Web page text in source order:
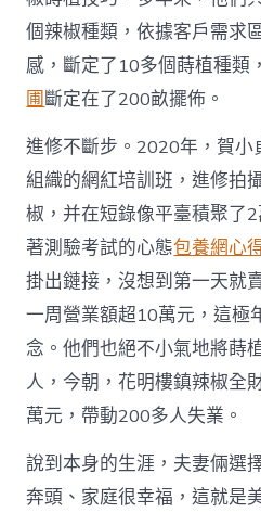
個辣椒種類，依據客戶需求
感，斷定了10多個蒔植種類
圃斷定在了200畝擺佈。
進修不斷步。2020年，賀小
組織的網紅培訓班，進修拍
椒，并在短錄像平臺積聚了
著測驗考試的心態包養網心
掛出鏈接，沒想到第一天就
一周營業額超10萬元，這極
念。他們也絕不小氣地將蒔
人，今朝，花明樓鎮辣椒全
萬元，帶動200多人失業。
說到本身的生涯，夫妻倆選
奔頭、家庭很幸福，這就是